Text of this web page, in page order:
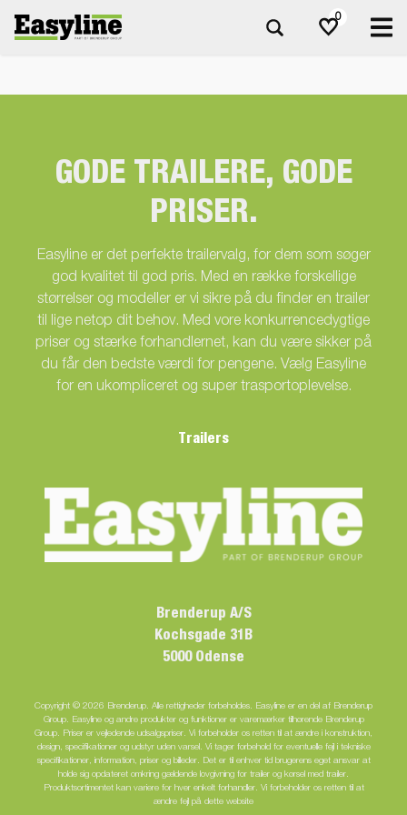
0
GODE TRAILERE, GODE
PRISER.
Easyline er det perfekte trailervalg, for dem som søger
god kvalitet til god pris. Med en række forskellige
størrelser og modeller er vi sikre på du finder en trailer
til lige netop dit behov. Med vore konkurrencedygtige
priser og stærke forhandlernet, kan du være sikker på
du får den bedste værdi for pengene. Vælg Easyline
for en ukompliceret og super trasportoplevelse.
Trailers
Brenderup A/S
Kochsgade 31B
5000 Odense
Copyright © 2026 Brenderup. Alle rettigheder forbeholdes. Easyline er en del af Brenderup
Group. Easyline og andre produkter og funktioner er varemærker tilhørende Brenderup
Group. Priser er vejledende udsalgspriser. Vi forbeholder os retten til at ændre i konstruktion,
design, specifikationer og udstyr uden varsel. Vi tager forbehold for eventuelle fejl i tekniske
specifikationer, information, priser og billeder. Det er til enhver tid brugerens eget ansvar at
holde sig opdateret omkring gældende lovgivning for trailer og kørsel med trailer.
Produktsortimentet kan variere for hver enkelt forhandler. Vi forbeholder os retten til at
ændre fejl på dette website